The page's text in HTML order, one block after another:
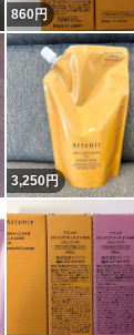
いいね！
860円
いいね！
3,250円